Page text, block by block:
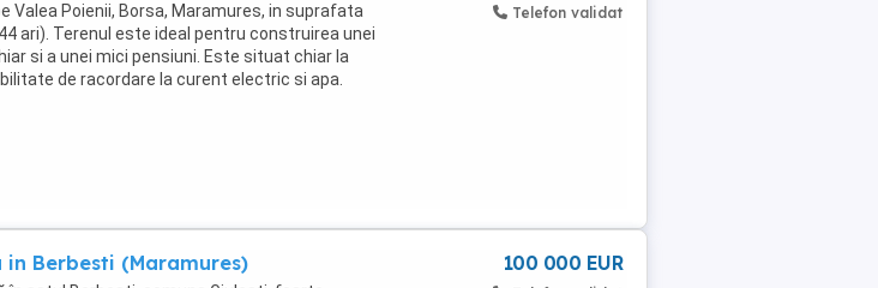
Valea Poienii, Borsa, Maramures, in suprafata
ari). Terenul este ideal pentru construirea unei
si a unei mici pensiuni. Este situat chiar la
de racordare la curent electric si apa.
Telefon validat
in Berbesti (Maramures) 100 000 EUR